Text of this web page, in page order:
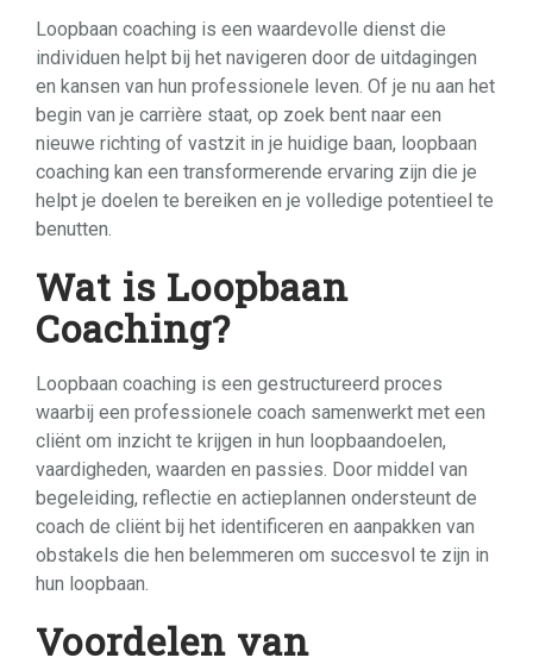
Loopbaan coaching is een waardevolle dienst die
individuen helpt bij het navigeren door de uitdagingen
en kansen van hun professionele leven. Of je nu aan het
begin van je carrière staat, op zoek bent naar een
nieuwe richting of vastzit in je huidige baan, loopbaan
coaching kan een transformerende ervaring zijn die je
helpt je doelen te bereiken en je volledige potentieel te
benutten.
Wat is Loopbaan
Coaching?
Loopbaan coaching is een gestructureerd proces
waarbij een professionele coach samenwerkt met een
cliënt om inzicht te krijgen in hun loopbaandoelen,
vaardigheden, waarden en passies. Door middel van
begeleiding, reflectie en actieplannen ondersteunt de
coach de cliënt bij het identificeren en aanpakken van
obstakels die hen belemmeren om succesvol te zijn in
hun loopbaan.
Voordelen van